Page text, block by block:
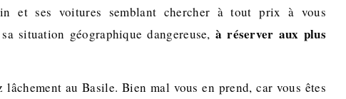
et ses voitures semblant chercher à tout prix à vous
situation géographique dangereuse, à réserver aux plus
au Basile. Bien mal vous en prend, car vous êtes